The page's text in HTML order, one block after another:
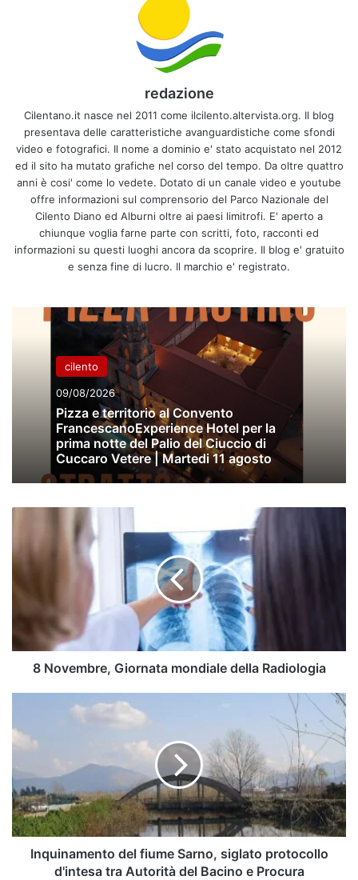
redazione
Cilentano.it nasce nel 2011 come ilcilento.altervista.org. Il blog
presentava delle caratteristiche avanguardistiche come sfondi
video e fotografici. Il nome a dominio e' stato acquistato nel 2012
ed il sito ha mutato grafiche nel corso del tempo. Da oltre quattro
anni è cosi' come lo vedete. Dotato di un canale video e youtube
offre informazioni sul comprensorio del Parco Nazionale del
Cilento Diano ed Alburni oltre ai paesi limitrofi. E' aperto a
chiunque voglia farne parte con scritti, foto, racconti ed
informazioni su questi luoghi ancora da scoprire. Il blog e' gratuito
e senza fine di lucro. Il marchio e' registrato.
cilento
09/08/2026
Pizza e territorio al Convento
FrancescanoExperience Hotel per la
prima notte del Palio del Ciuccio di
Cuccaro Vetere | Martedi 11 agosto
8 Novembre, Giornata mondiale della Radiologia
fiume
Sarno,
siglato
protocollo
d'intesa
tra
Autorità
Inquinamento del fiume Sarno, siglato protocollo
d'intesa tra Autorità del Bacino e Procura